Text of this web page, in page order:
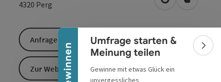
Banner einklappen
Umfrage starten &
Meinung teilen
Gewinne mit etwas Glück ein
unvergessliches
4320 Perg in Googlein Apple
Anfrage senden
Zur Website